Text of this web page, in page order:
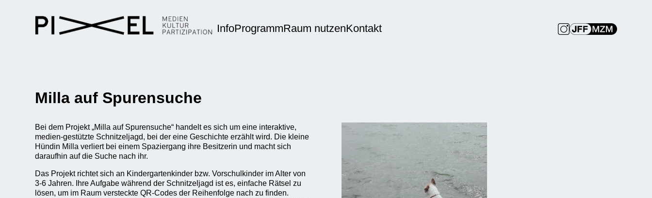
InfoProgrammRaum nutzenKontakt
Milla auf Spurensuche
Bei dem Projekt „Milla auf Spurensuche“ handelt es sich um eine interaktive,
medien-gestützte Schnitzeljagd, bei der eine Geschichte erzählt wird. Die kleine
Hündin Milla verliert bei einem Spaziergang ihre Besitzerin und macht sich
daraufhin auf die Suche nach ihr.
Das Projekt richtet sich an Kindergartenkinder bzw. Vorschulkinder im Alter von
3-6 Jahren. Ihre Aufgabe während der Schnitzeljagd ist es, einfache Rätsel zu
lösen, um im Raum versteckte QR-Codes der Reihenfolge nach zu finden.